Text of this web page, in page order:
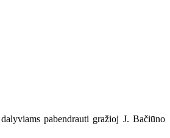
pabendrauti gražioj J. Bačiūno